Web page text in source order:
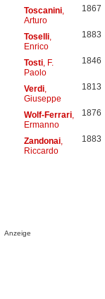
Toscanini,
Arturo
1867
Toselli,
Enrico
1883
Tosti, F.
Paolo
1846
Verdi,
Giuseppe
1813
Wolf-Ferrari,
Ermanno
1876
Zandonai,
Riccardo
1883
Anzeige